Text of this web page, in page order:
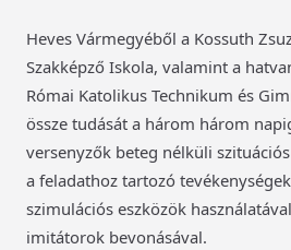
Heves Vármegyéből a Kossuth
Szakképző Iskola, valamint a
Római Katolikus Technikum és
össze tudását a három három
versenyzők beteg nélküli
a feladathoz tartozó
szimulációs eszközök
imitátorok bevonásával.